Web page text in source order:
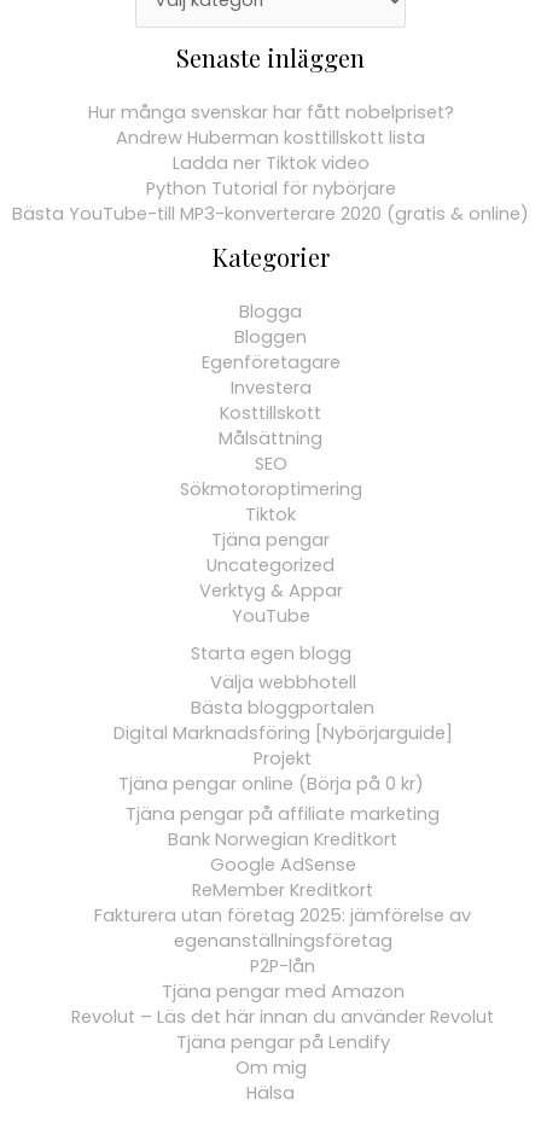
Senaste inläggen
Hur många svenskar har fått nobelpriset?
Andrew Huberman kosttillskott lista
Ladda ner Tiktok video
Python Tutorial för nybörjare
Bästa YouTube-till MP3-konverterare 2020 (gratis & online)
Kategorier
Blogga
Bloggen
Egenföretagare
Investera
Kosttillskott
Målsättning
SEO
Sökmotoroptimering
Tiktok
Tjäna pengar
Uncategorized
Verktyg & Appar
YouTube
Starta egen blogg
Välja webbhotell
Bästa bloggportalen
Digital Marknadsföring [Nybörjarguide]
Projekt
Tjäna pengar online (Börja på 0 kr)
Tjäna pengar på affiliate marketing
Bank Norwegian Kreditkort
Google AdSense
ReMember Kreditkort
Fakturera utan företag 2025: jämförelse av
egenanställningsföretag
P2P-lån
Tjäna pengar med Amazon
Revolut – Läs det här innan du använder Revolut
Tjäna pengar på Lendify
Om mig
Hälsa